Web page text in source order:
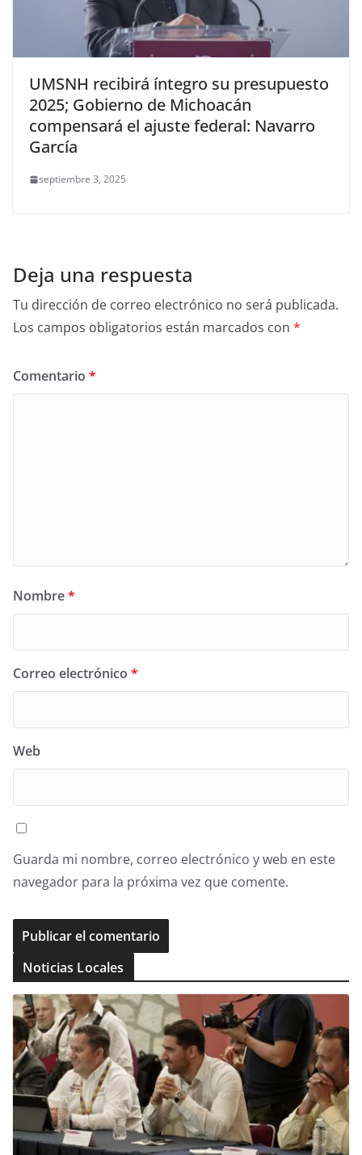
UMSNH recibirá íntegro su presupuesto
2025; Gobierno de Michoacán
compensará el ajuste federal: Navarro
García
septiembre 3, 2025
Deja una respuesta
Tu dirección de correo electrónico no será publicada.
Los campos obligatorios están marcados con *
Comentario *
Nombre*
Correo electrónico *
Web
Guarda mi nombre, correo electrónico y web en este
navegador para la próxima vez que comente.
Noticias Locales